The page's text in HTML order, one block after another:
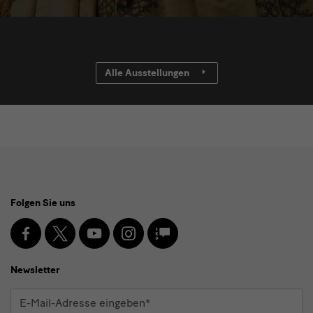
Alle Ausstellungen
Media
und
Newsletter
Folgen Sie uns
Facebook
X YoutubeInstagramSKD
Blog
Newsletter
E-